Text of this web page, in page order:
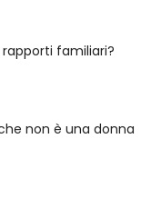
familiari?
non è una donna